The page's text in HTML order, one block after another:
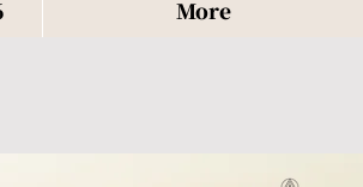
More